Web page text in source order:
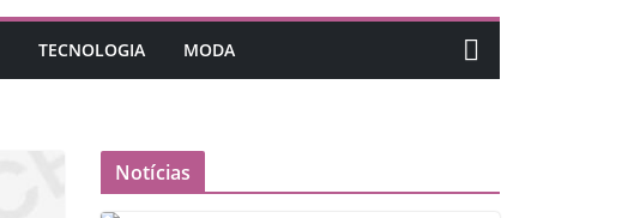
TECNOLOGIA MODA
Notícias